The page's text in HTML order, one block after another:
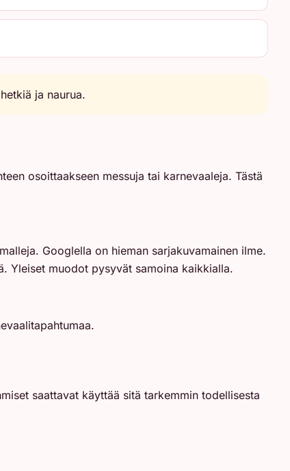
ja naurua.
osoittaakseen messuja tai karnevaaleja. Tästä
Googlella on hieman sarjakuvamainen ilme.
Yleiset muodot pysyvät samoina kaikkialla.
saattavat käyttää sitä tarkemmin todellisesta